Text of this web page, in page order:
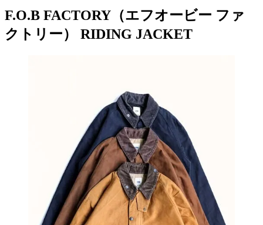
F.O.B FACTORY（エフオービー ファ
クトリー） RIDING JACKET